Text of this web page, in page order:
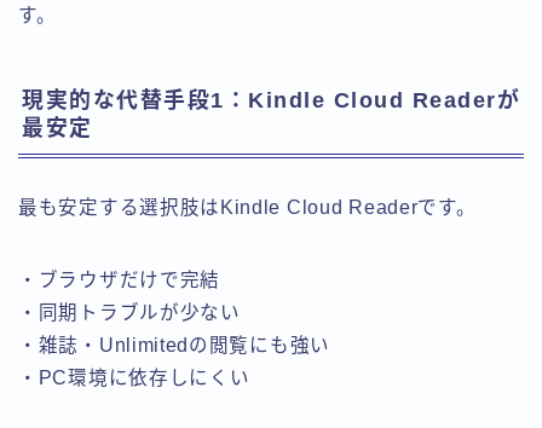
す。
現実的な代替手段1：Kindle Cloud Readerが
最安定
最も安定する選択肢はKindle Cloud Readerです。
・ブラウザだけで完結
・同期トラブルが少ない
・雑誌・Unlimitedの閲覧にも強い
・PC環境に依存しにくい